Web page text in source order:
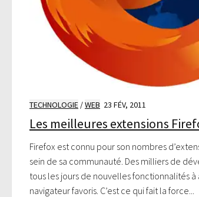
TECHNOLOGIE /WEB 23 FÉV, 2011
Les meilleures extensions
Firefox est connu pour son nombres
sein de sa communauté. Des milliers de
tous les jours de nouvelles fonctionnalités à
navigateur favoris. C’est ce qui fait la force...